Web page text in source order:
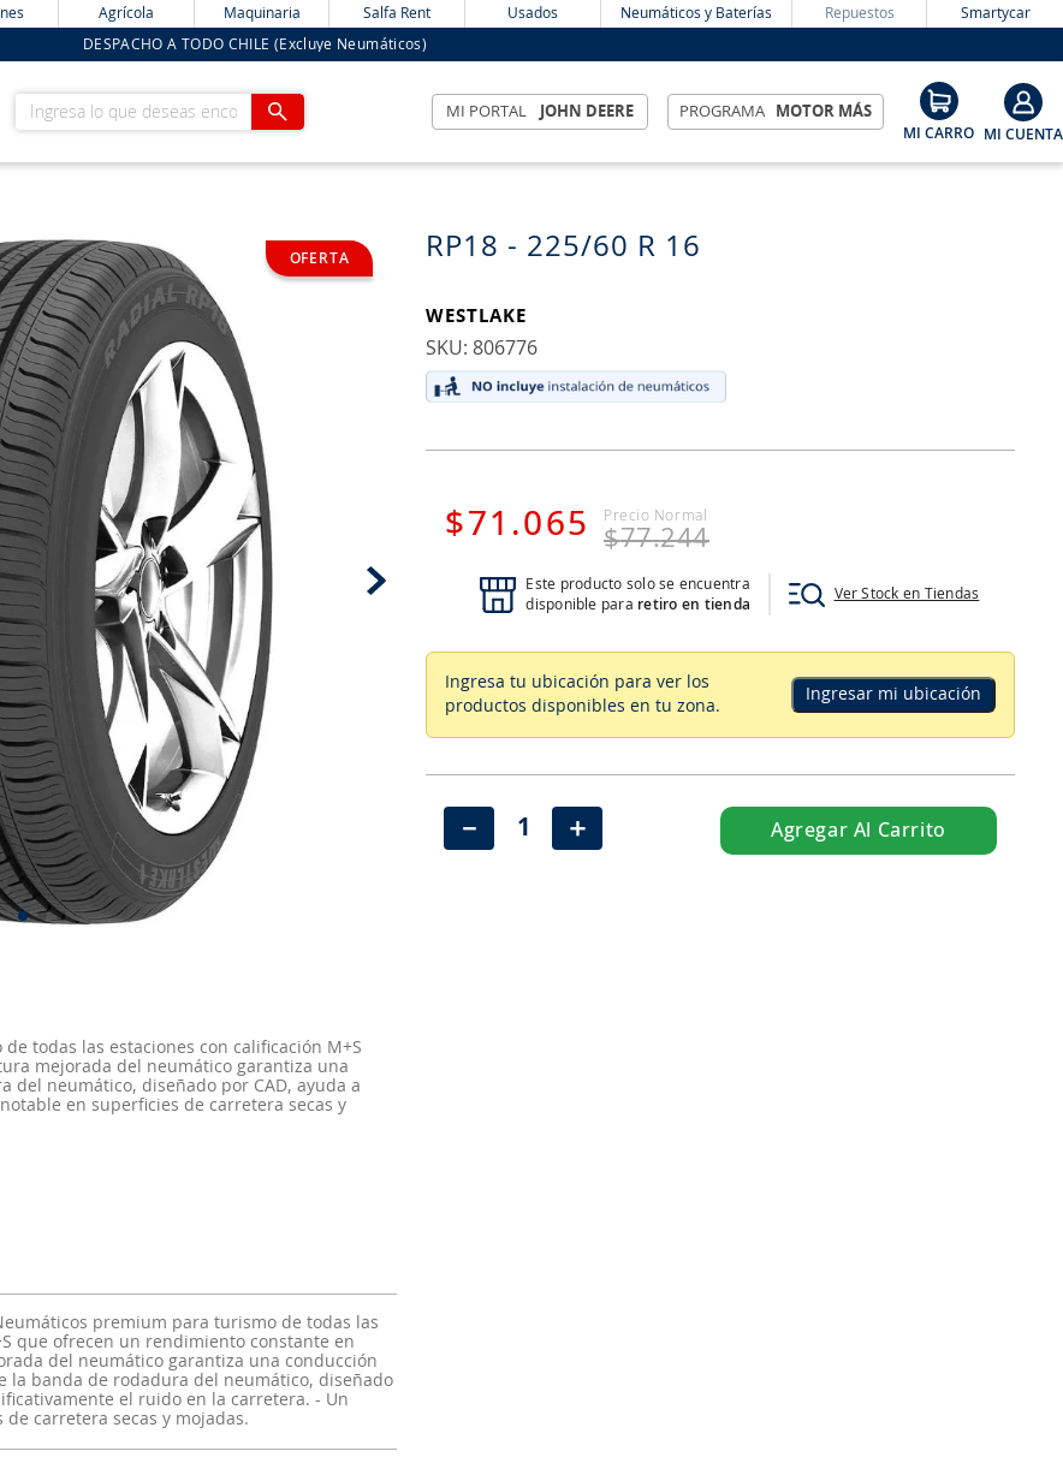
Agrícola Maquinaria Salfa Rent Usados Neumáticos y Baterías Repuestos Smartycar
DESPACHO A TODO CHILE (Excluye Neumáticos)
Ingresa lo que deseas encontrar MI PORTAL JOHN DEERE PROGRAMA MOTOR MÁS
todas las estaciones con calificación M+S
mejorada del neumático garantiza una
del neumático, diseñado por CAD, ayuda a
en superficies de carretera secas y
premium para turismo de todas las
que ofrecen un rendimiento constante en
del neumático garantiza una conducción
la banda de rodadura del neumático, diseñado
el ruido en la carretera. - Un
carretera secas y mojadas.
RP18 - 225/60 R 16
WESTLAKE
:806776
$71 .065 $77.244
Este producto solo se encuentra
disponible para retiro en tienda
Ver Stock en Tiendas
Ingresa tu ubicación para ver los
productos disponibles en tu zona.
Ingresar mi ubicación
＋
－ Agregar Al Carrito